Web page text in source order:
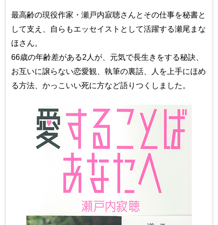
最高齢の現役作家・瀬戸内寂聴さんとその仕事を秘書と
して支え、自らもエッセイストとして活躍する瀬尾まな
ほさん。
66歳の年齢差がある2人が、元気で長生きをする秘訣、
お互いに譲らない恋愛観、執筆の裏話、人を上手にほめ
る方法、かっこいい死に方など語りつくしました。